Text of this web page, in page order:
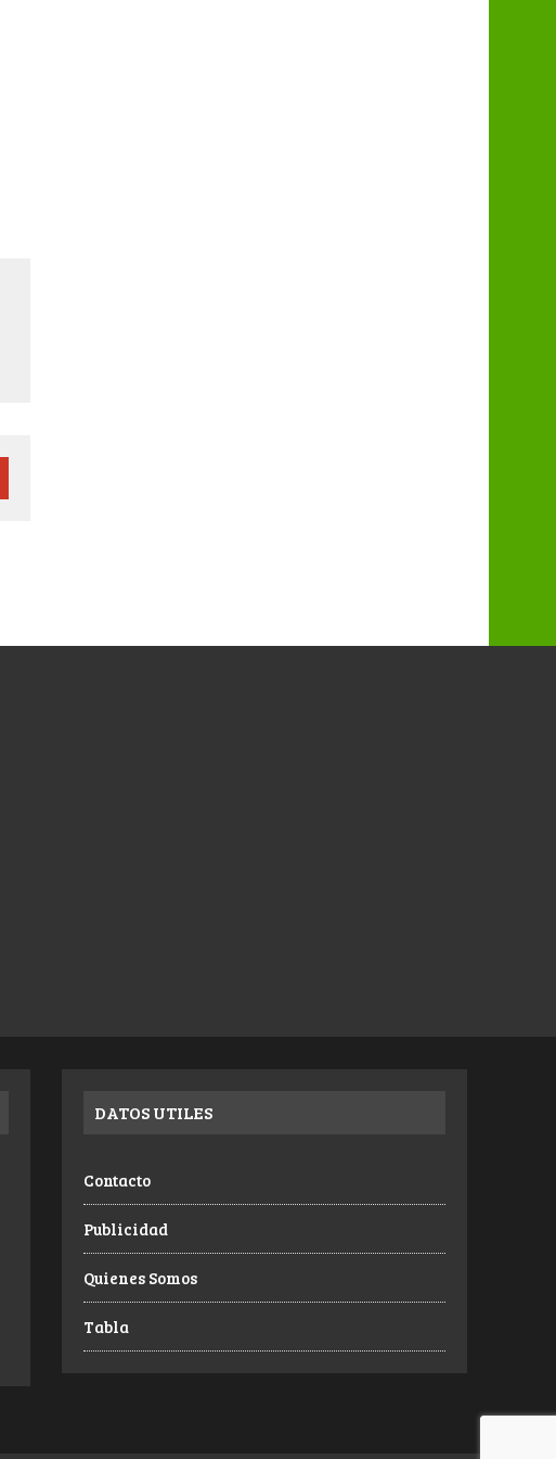
DATOS UTILES
Contacto
Publicidad
Quienes Somos
Tabla